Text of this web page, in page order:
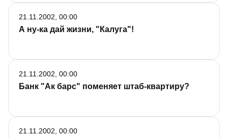
А ну-ка дай жизни, "Калуга"!
21.11.2002, 00:00
Банк "Ак барс" поменяет штаб-квартиру?
21.11.2002, 00:00
21.11.2002, 00:00